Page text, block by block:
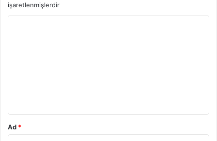
işaretlenmişlerdir
Ad *